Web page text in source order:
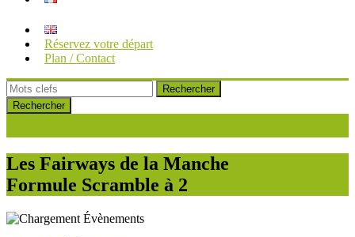
Réservez votre départ
Plan / Contact
Rechercher
Les Fairways de la Manche
Formule Scramble à 2